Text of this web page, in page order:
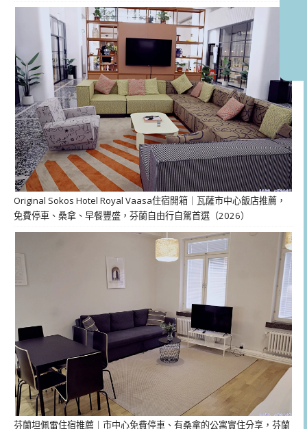
Original Sokos Hotel Royal Vaasa住宿開箱｜瓦薩市中心飯店推薦，
免費停車、桑拿、早餐豐盛，芬蘭自由行自駕首選（2026）
芬蘭坦佩雷住宿推薦｜市中心免費停車、有桑拿的公寓實住分享，芬蘭